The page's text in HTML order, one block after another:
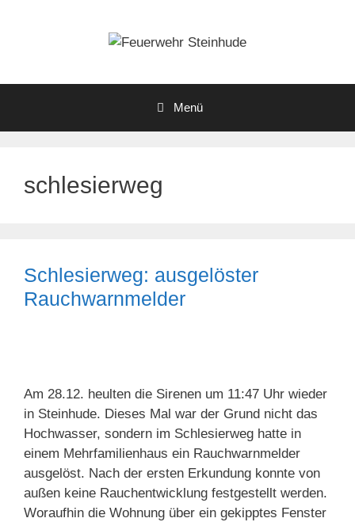
Menü
schlesierweg
Schlesierweg: ausgelöster
Rauchwarnmelder
Am 28.12. heulten die Sirenen um 11:47 Uhr wieder
in Steinhude. Dieses Mal war der Grund nicht das
Hochwasser, sondern im Schlesierweg hatte in
einem Mehrfamilienhaus ein Rauchwarnmelder
ausgelöst. Nach der ersten Erkundung konnte von
außen keine Rauchentwicklung festgestellt werden.
Woraufhin die Wohnung über ein gekipptes Fenster